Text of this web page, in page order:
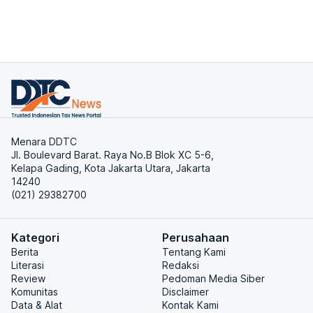
Menara DDTC
Jl. Boulevard Barat. Raya No.B Blok XC 5-6,
Kelapa Gading, Kota Jakarta Utara, Jakarta
14240
(021) 29382700
Kategori
Berita
Literasi
Review
Komunitas
Data & Alat
Perusahaan
Tentang Kami
Redaksi
Pedoman Media Siber
Disclaimer
Kontak Kami